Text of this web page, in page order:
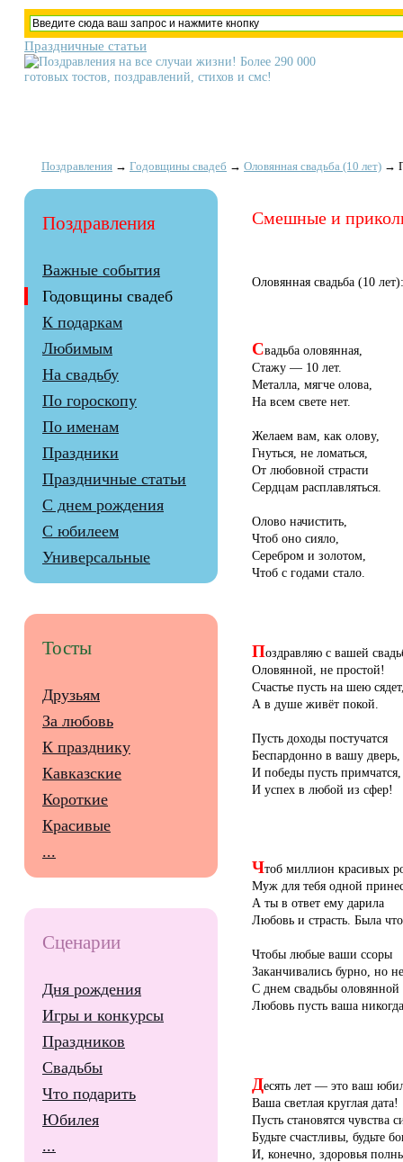
Праздничные статьи
Поздравления → Годовщины свадеб → Оловянная свадьба (10 лет) →
Смешные и
Оловянная свадьба (10 лет):
Свадьба оловянная,
Стажу — 10 лет.
Металла, мягче олова,
На всем свете нет.
Желаем вам, как олову,
Гнуться, не ломаться,
От любовной страсти
Сердцам расплавляться.
Олово начистить,
Чтоб оно сияло,
Серебром и золотом,
Чтоб с годами стало.
Поздравляю с вашей
Оловянной, не простой!
Счастье пусть на шею сядет,
А в душе живёт покой.
Пусть доходы постучатся
Беспардонно в вашу дверь,
И победы пусть примчатся,
И успех в любой из сфер!
Чтоб миллион красивых
Муж для тебя одной
А ты в ответ ему дарила
Любовь и страсть. Была
Чтобы любые ваши ссоры
Заканчивались бурно, но
С днем свадьбы оловянной
Любовь пусть ваша никогда
Десять лет — это ваш
Ваша светлая круглая дата!
Пусть становятся чувства
Будьте счастливы, будьте
И, конечно, здоровья
Поздравления
Важные события
Годовщины свадеб
К подаркам
Любимым
На свадьбу
По гороскопу
По именам
Праздники
Праздничные статьи
С днем рождения
С юбилеем
Универсальные
Тосты
Друзьям
За любовь
К празднику
Кавказские
Короткие
Красивые
...
Сценарии
Дня рождения
Игры и конкурсы
Праздников
Свадьбы
Что подарить
Юбилея
...